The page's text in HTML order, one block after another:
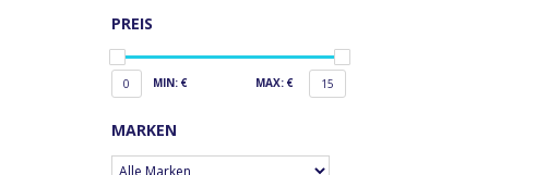
PREIS
0 MIN: € MAX: € 15
MARKEN